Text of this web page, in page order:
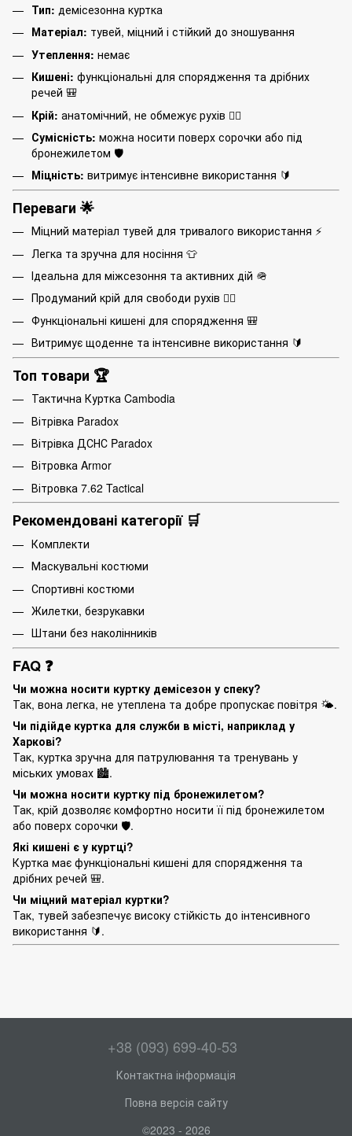
Тип: демісезонна куртка
Матеріал: тувей, міцний і стійкий до зношування
Утеплення: немає
Кишені: функціональні для спорядження та дрібних
речей 🎒
Крій: анатомічний, не обмежує рухів 🏃‍♂️
Сумісність: можна носити поверх сорочки або під
бронежилетом 🛡️
Міцність: витримує інтенсивне використання 🔰
Переваги 🌟
Міцний матеріал тувей для тривалого використання ⚡
Легка та зручна для носіння 👕
Ідеальна для міжсезоння та активних дій 🪖
Продуманий крій для свободи рухів 🏃‍♂️
Функціональні кишені для спорядження 🎒
Витримує щоденне та інтенсивне використання 🔰
Топ товари 🏆
Тактична Куртка Cambodia
Вітрівка Paradox
Вітрівка ДСНС Paradox
Вітровка Armor
Вітровка 7.62 Tactical
Рекомендовані категорії 🛒
Комплекти
Маскувальні костюми
Спортивні костюми
Жилетки, безрукавки
Штани без наколінників
FAQ ❓
Чи можна носити куртку демісезон у спеку?
Так, вона легка, не утеплена та добре пропускає повітря 🌤️.
Чи підійде куртка для служби в місті, наприклад у
Харкові?
Так, куртка зручна для патрулювання та тренувань у
міських умовах 🏙️.
Чи можна носити куртку під бронежилетом?
Так, крій дозволяє комфортно носити її під бронежилетом
або поверх сорочки 🛡️.
Які кишені є у куртці?
Куртка має функціональні кишені для спорядження та
дрібних речей 🎒.
Чи міцний матеріал куртки?
Так, тувей забезпечує високу стійкість до інтенсивного
використання 🔰.
+38 (093) 699-40-53
Контактна інформація
Повна версія сайту
©2023 - 2026